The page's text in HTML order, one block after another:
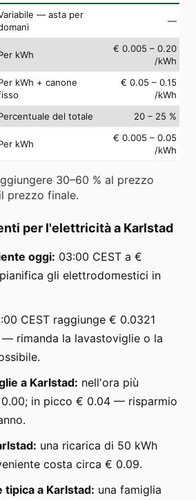
— asta per
—
kWh
€ 0.005 – 0.20
/kWh
kWh + canone
€ 0.05 – 0.15
/kWh
del totale
20 – 25 %
kWh
€ 0.005 – 0.05
/kWh
30–60 % al prezzo
prezzo finale.
per l'elettricità a Karlstad
oggi: 03:00 CEST a €
gli elettrodomestici in
CEST raggiunge € 0.0321
— rimanda la lavastoviglie o la
a Karlstad: nell'ora più
in picco € 0.04 — risparmio
una ricarica di 50 kWh
costa circa € 0.09.
tipica a Karlstad: una famiglia